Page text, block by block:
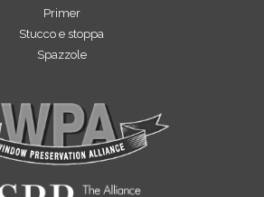
Primer
Stucco e stoppa
Spazzole